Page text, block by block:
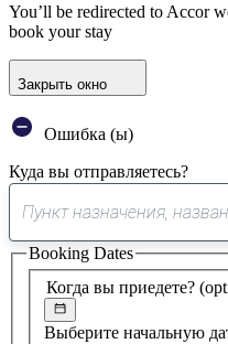
You’ll be redirected to Accor
book your stay
Закрыть окно
Ошибка (ы)
Куда вы отправляетесь?
Когда вы приедете?
Выберите начальную
Booking Dates